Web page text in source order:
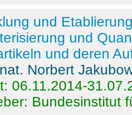
und
und
und deren
Norbert
06.11.2014-
Bundesinstitut